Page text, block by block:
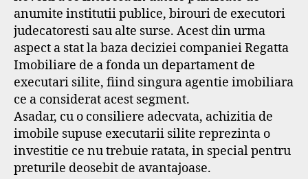
anumite institutii publice, birouri de executori
judecatoresti sau alte surse. Acest din urma
aspect a stat la baza deciziei companiei Regatta
Imobiliare de a fonda un departament de
executari silite, fiind singura agentie imobiliara
ce a considerat acest segment.
Asadar, cu o consiliere adecvata, achizitia de
imobile supuse executarii silite reprezinta o
investitie ce nu trebuie ratata, in special pentru
preturile deosebit de avantajoase.